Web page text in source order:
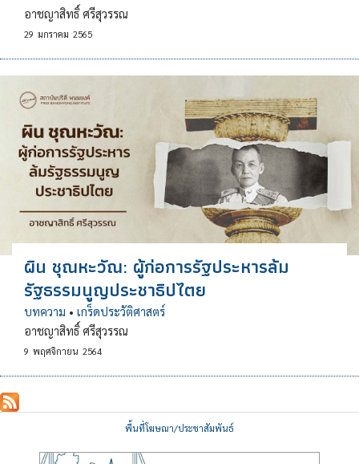
อาชญาสิทธิ์ ศรีสุวรรณ
29 มกราคม 2565
ผิน ชุณหะวัณ: ผู้ก่อการรัฐประหารล้ม
รัฐธรรมนูญประชาธิปไตย
บทความ • เกร็ดประวัติศาสตร์
อาชญาสิทธิ์ ศรีสุวรรณ
9 พฤศจิกายน 2564
พื้นที่โฆษณา/ประชาสัมพันธ์